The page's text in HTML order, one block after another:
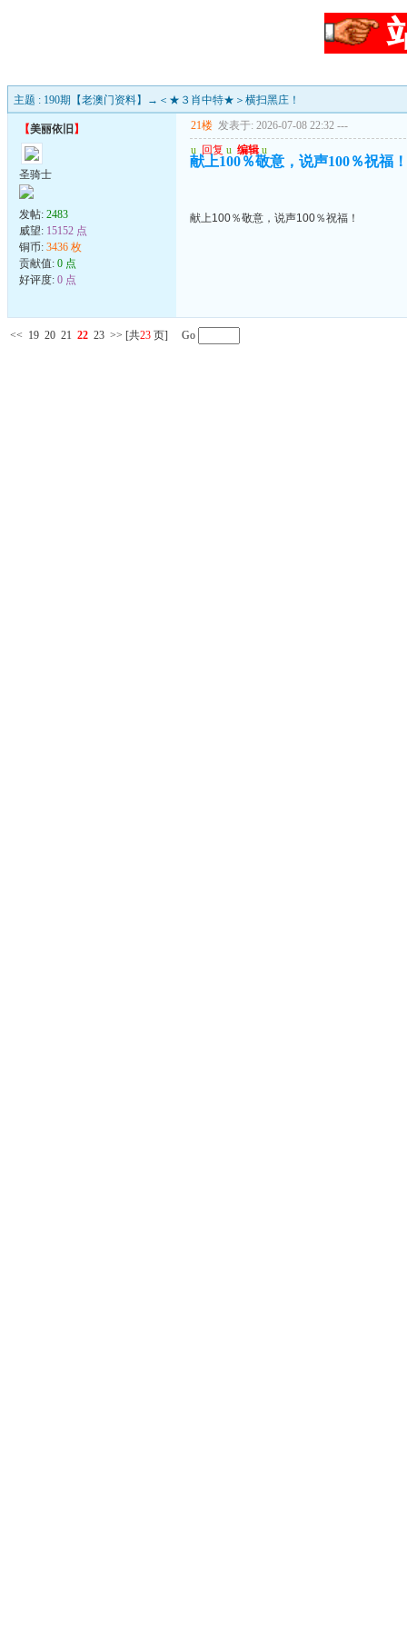
主题 : 190期【老澳门资料】→＜★３肖中特★＞横扫黑庄！
【美丽依旧 】
圣骑士
发帖: 2483
威望: 15152 点
铜币: 3436 枚
贡献值: 0 点
好评度: 0 点
21楼 发表于: 2026-07-08 22:32 ---
u 回复 u 编辑 u
献上100％敬意，说声100％祝福！
献上100％敬意，说声100％祝福！
<< 19 20 21 22 23 >> [共23 页] Go